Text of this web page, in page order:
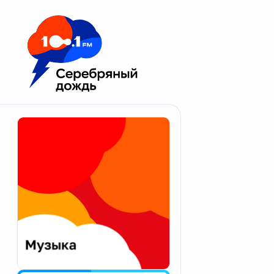
Москва 100.1 FM
Апатиты
Екатеринбург
Калининград
Калуга